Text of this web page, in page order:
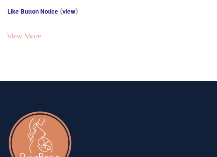
Like Button Notice (view)
View More